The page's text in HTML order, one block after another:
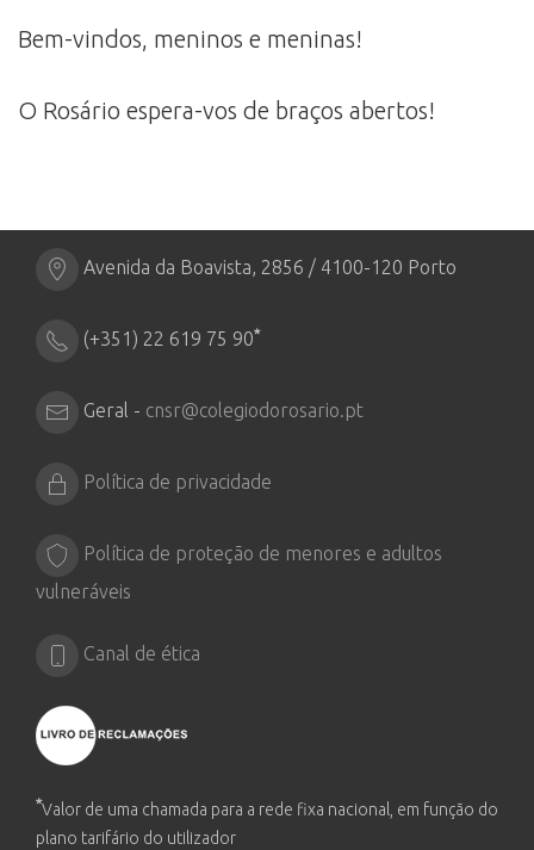
Bem-vindos, meninos e meninas!
O Rosário espera-vos de braços abertos!
Avenida da Boavista, 2856 / 4100-120 Porto
(+351) 22 619 75 90*
Geral - cnsr@colegiodorosario.pt
Política de privacidade
Política de proteção de menores e adultos
vulneráveis
Canal de ética
*Valor de uma chamada para a rede fixa nacional, em função do
plano tarifário do utilizador